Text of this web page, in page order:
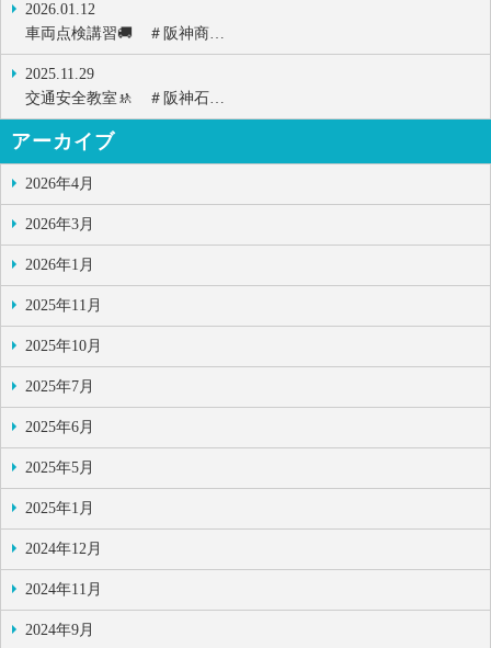
2026.01.12
車両点検講習🚚 ＃阪神商…
2025.11.29
交通安全教室🚸 ＃阪神石…
アーカイブ
2026年4月
2026年3月
2026年1月
2025年11月
2025年10月
2025年7月
2025年6月
2025年5月
2025年1月
2024年12月
2024年11月
2024年9月